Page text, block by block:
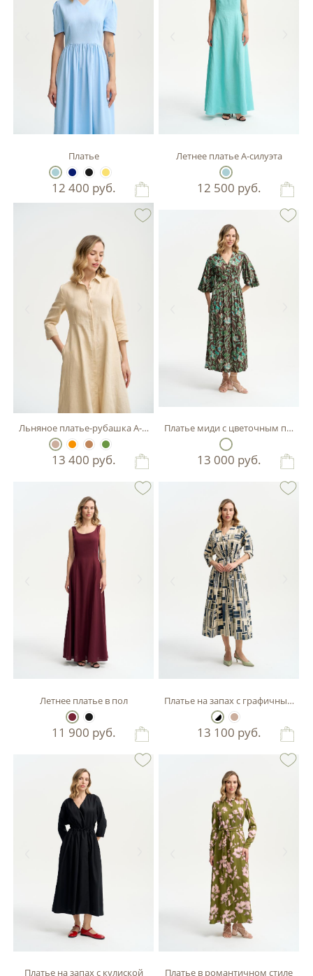
Платье
12 400 руб.
Летнее платье А-силуэта
12 500 руб.
Льняное платье-рубашка А-силуэта
13 400 руб.
Платье миди с цветочным
13 000 руб.
Летнее платье в пол
11 900 руб.
Платье на запах с графичным
13 100 руб.
Платье на запах с кулиской Платье в романтичном стиле